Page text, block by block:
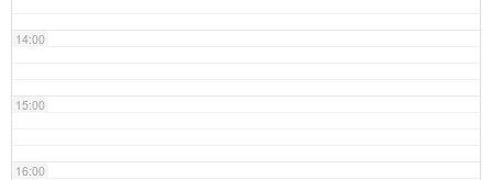
14:00
15:00
16:00